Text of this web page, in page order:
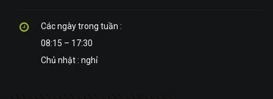
Các ngày trong tuần :
08:15 – 17:30
Chủ nhật : nghỉ